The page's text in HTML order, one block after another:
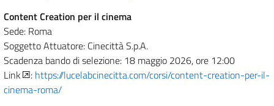
Content Creation per il cinema
Sede: Roma
Soggetto Attuatore: Cinecittà S.p.A.
Scadenza bando di selezione: 18 maggio 2026, ore 12:00
Link
: https://lucelabcinecitta.com/corsi/content-creation-per-il-
cinema-roma/